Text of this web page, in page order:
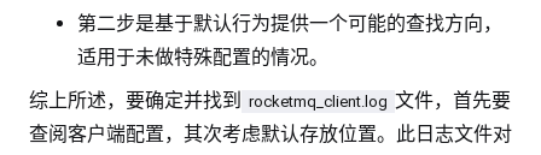
第二步是基于默认行为提供一个可能的查找方向，
适用于未做特殊配置的情况。
综上所述，要确定并找到
rocketmq_client.log 文件，首先要
查阅客户端配置，其次考虑默认存放位置。此日志文件对